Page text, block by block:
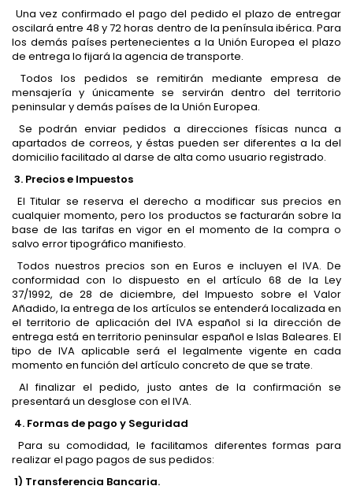
Una vez confirmado el pago del pedido el plazo de entregar
oscilará entre 48 y 72 horas dentro de la península ibérica. Para
los demás países pertenecientes a la Unión Europea el plazo
de entrega lo fijará la agencia de transporte.
Todos los pedidos se remitirán mediante empresa de
mensajería y únicamente se servirán dentro del territorio
peninsular y demás países de la Unión Europea.
Se podrán enviar pedidos a direcciones físicas nunca a
apartados de correos, y éstas pueden ser diferentes a la del
domicilio facilitado al darse de alta como usuario registrado.
3. Precios e Impuestos
El Titular se reserva el derecho a modificar sus precios en
cualquier momento, pero los productos se facturarán sobre la
base de las tarifas en vigor en el momento de la compra o
salvo error tipográfico manifiesto.
Todos nuestros precios son en Euros e incluyen el IVA. De
conformidad con lo dispuesto en el artículo 68 de la Ley
37/1992, de 28 de diciembre, del Impuesto sobre el Valor
Añadido, la entrega de los artículos se entenderá localizada en
el territorio de aplicación del IVA español si la dirección de
entrega está en territorio peninsular español e Islas Baleares. El
tipo de IVA aplicable será el legalmente vigente en cada
momento en función del artículo concreto de que se trate.
Al finalizar el pedido, justo antes de la confirmación se
presentará un desglose con el IVA.
4. Formas de pago y Seguridad
Para su comodidad, le facilitamos diferentes formas para
realizar el pago pagos de sus pedidos:
1) Transferencia Bancaria.